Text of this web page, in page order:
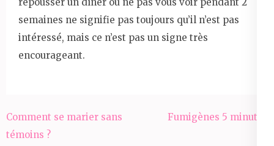
semaines ne signifie pas toujours qu’il n’est pas
intéressé, mais ce n’est pas un signe très
encourageant.
Navigation
de
Comment se marier sans
témoins ?
Fumigènes 5 minutes